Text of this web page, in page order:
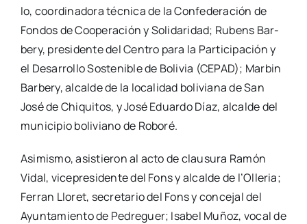
lo, coor­di­na­do­ra téc­ni­ca de la Con­fe­de­ra­ción de
Fon­dos de Coope­ra­ción y Soli­da­ri­dad; Rubens Bar­
bery, pre­si­den­te del Cen­tro para la Par­ti­ci­pa­ción y
el Desa­rro­llo Sos­te­ni­ble de Boli­via (CEPAD); Mar­bin
Bar­bery, alcal­de de la loca­li­dad boli­via­na de San
José de Chi­qui­tos, y José Eduar­do Díaz, alcal­de del
muni­ci­pio boli­viano de Robo­ré.
Asi­mis­mo, asis­tie­ron al acto de clau­su­ra Ramón
Vidal, vice­pre­si­den­te del Fons y alcal­de de l’O­lle­ria;
Ferran Llo­ret, secre­ta­rio del Fons y con­ce­jal del
Ayun­ta­mien­to de Pedre­guer; Isa­bel Muñoz, vocal de